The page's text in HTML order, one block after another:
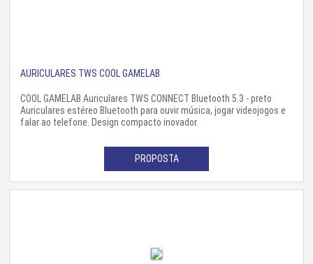
AURICULARES TWS COOL GAMELAB
COOL GAMELAB Auriculares TWS CONNECT Bluetooth 5.3 - preto
Auriculares estéreo Bluetooth para ouvir música, jogar videojogos e
falar ao telefone. Design compacto inovador.
PROPOSTA